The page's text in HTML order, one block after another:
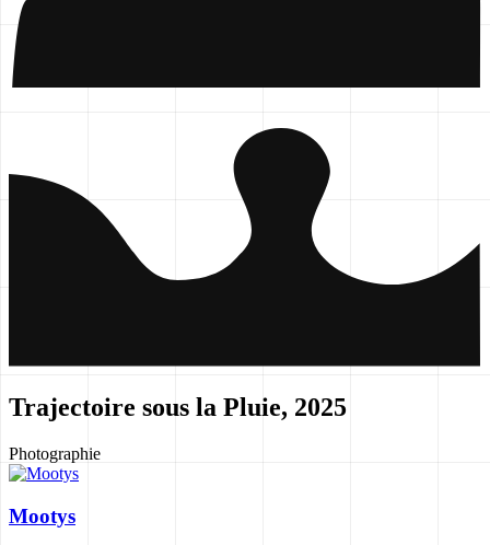
Trajectoire sous la Pluie, 2025
Photographie
Mootys